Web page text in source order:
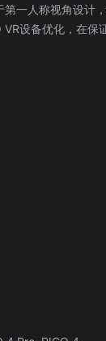
第一人称视角设计
玩家可以更直观地理解车辆移动与停车过程，提升操作稳
停车任务类型： • 平行停车与侧方停车 • 多层停车场
多样环境与真实停车场景 游戏包含多种驾驶与停
求，使游戏更具节奏感与重复体验价值。 🎮 真实驾驶物理系统与
动方式 • 平滑的加速与速度变化